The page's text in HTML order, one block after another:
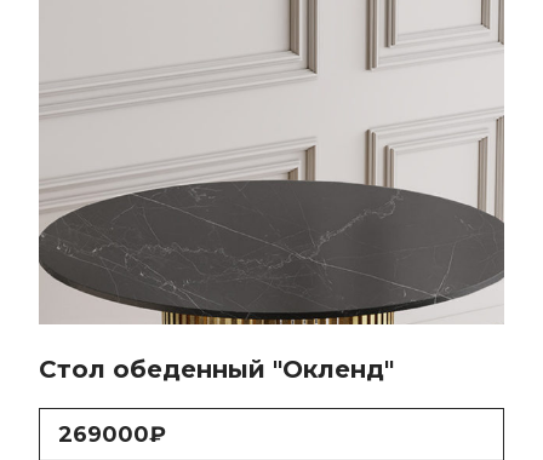
Стол обеденный "Окленд"
269000₽